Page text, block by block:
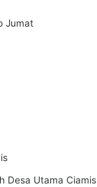
Jumat
Desa Utama Ciamis